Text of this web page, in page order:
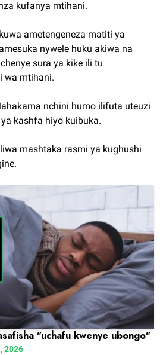
kufanya mtihani.
ametengeneza matiti ya
nywele huku akiwa na
sura ya kike ili tu
wa mtihani.
nchini humo ilifuta uteuzi
kashfa hiyo kuibuka.
mashtaka rasmi ya kughushi
"uchafu kwenye ubongo"
2026